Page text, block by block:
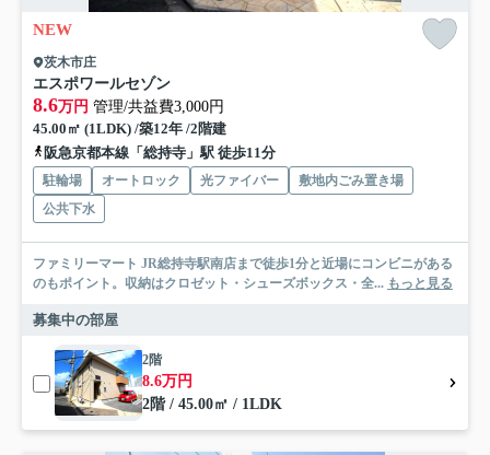
NEW
茨木市庄
エスポワールセゾン
8.6万円 管理/共益費3,000円
45.00㎡ (1LDK) /築12年 /2階建
阪急京都本線「総持寺」駅 徒歩11分
駐輪場 オートロック 光ファイバー
敷地内ごみ置き場
公共下水
ファミリーマート JR総持寺駅南店まで徒歩1分と近場にコンビニがある
のもポイント。収納はクロゼット・シューズボックス・全... もっと見る
募集中の部屋
2階
8.6万円
2階 / 45.00㎡ / 1LDK